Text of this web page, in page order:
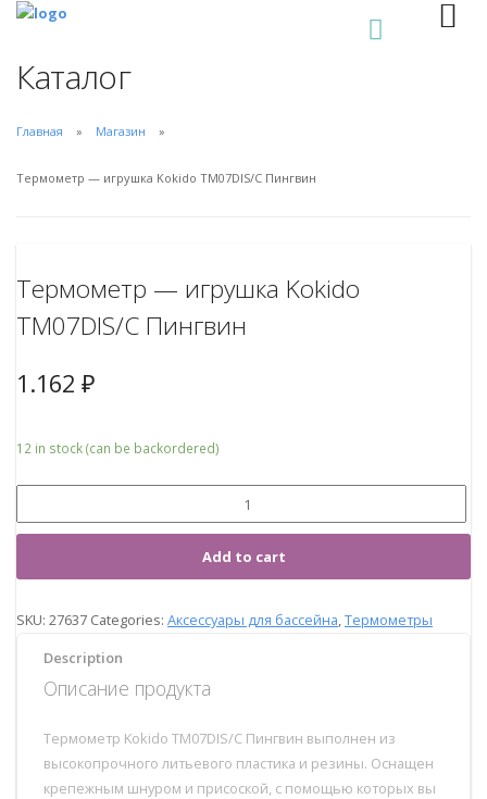
Каталог
Главная Магазин
Термометр — игрушка Kokido TM07DIS/C Пингвин
Термометр — игрушка Kokido
TM07DIS/C Пингвин
1.162 ₽
12 in stock (can be backordered)
Add to cart
SKU: 27637 Categories: Аксессуары для бассейна Термометры
Description
Описание продукта
Термометр Kokido TM07DIS/C Пингвин выполнен из
высокопрочного литьевого пластика и резины. Оснащен
крепежным шнуром и присоской, с помощью которых вы